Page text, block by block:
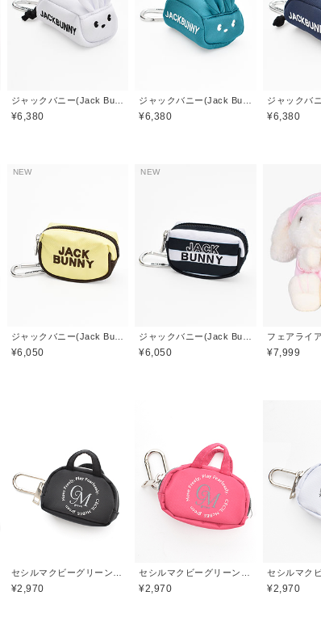
¥6,380 ¥6,380 ¥6,380
NEW
¥6,050
NEW
¥6,050
フェアライ
¥7,999
¥2,970 ¥2,970 ¥2,970